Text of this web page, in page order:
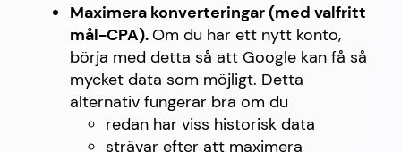
Maximera konverteringar (med valfritt
mål-CPA).Om du har ett nytt konto,
börja med detta så att Google kan få så
mycket data som möjligt. Detta
alternativ fungerar bra om du
redan har viss historisk data
strävar efter att maximera